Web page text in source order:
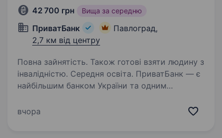
42 700 грн Вища за середню
ПриватБанк
Павлоград,
2,7 км від центру
Повна зайнятість. Також готові взяти людину з
інвалідністю. Середня освіта. ПриватБанк — є
найбільшим банком України та одним
лідуючі позиції за всіма фінансовими
вчора